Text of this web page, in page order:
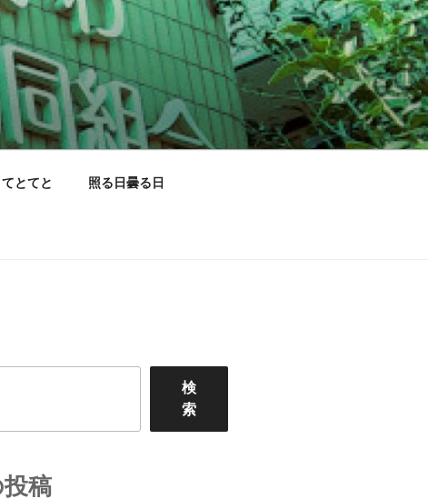
とてと 照る日曇る日
検
索
稿